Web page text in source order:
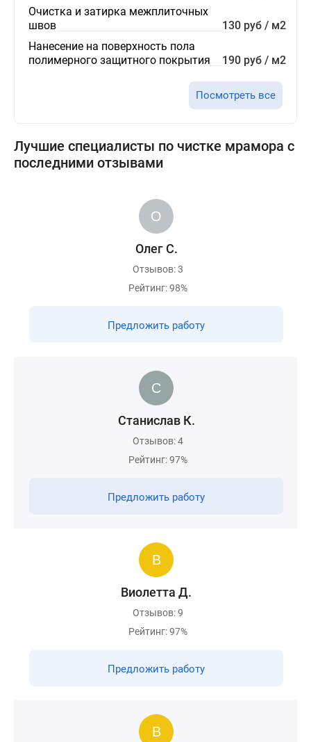
Очистка и затирка межплиточных
швов
130 руб / м2
Нанесение на поверхность пола
полимерного защитного покрытия
190 руб / м2
Посмотреть все
Лучшие специалисты по чистке мрамора с
последними отзывами
Олег С.
Отзывов: 3
Рейтинг: 98%
Предложить работу
Станислав К.
Отзывов: 4
Рейтинг: 97%
Предложить работу
Виолетта Д.
Отзывов: 9
Рейтинг: 97%
Предложить работу